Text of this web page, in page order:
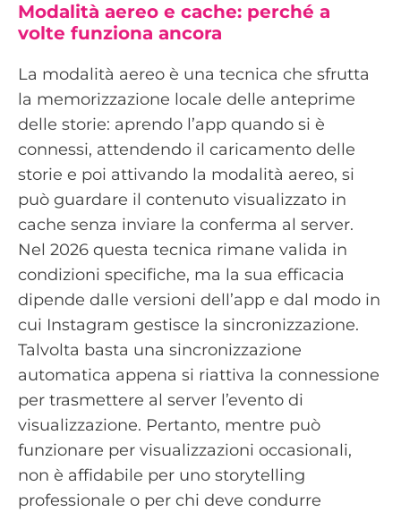
Modalità aereo e cache: perché a
volte funziona ancora
La modalità aereo è una tecnica che sfrutta
la memorizzazione locale delle anteprime
delle storie: aprendo l’app quando si è
connessi, attendendo il caricamento delle
storie e poi attivando la modalità aereo, si
può guardare il contenuto visualizzato in
cache senza inviare la conferma al server.
Nel 2026 questa tecnica rimane valida in
condizioni specifiche, ma la sua efficacia
dipende dalle versioni dell’app e dal modo in
cui Instagram gestisce la sincronizzazione.
Talvolta basta una sincronizzazione
automatica appena si riattiva la connessione
per trasmettere al server l’evento di
visualizzazione. Pertanto, mentre può
funzionare per visualizzazioni occasionali,
non è affidabile per uno storytelling
professionale o per chi deve condurre